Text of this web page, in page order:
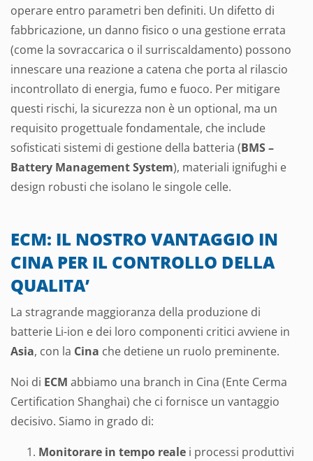
operare entro parametri ben definiti. Un difetto di
fabbricazione, un danno fisico o una gestione errata
(come la sovraccarica o il surriscaldamento) possono
innescare una reazione a catena che porta al rilascio
incontrollato di energia, fumo e fuoco. Per mitigare
questi rischi, la sicurezza non è un optional, ma un
requisito progettuale fondamentale, che include
sofisticati sistemi di gestione della batteria (BMS –
Battery Management System), materiali ignifughi e
design robusti che isolano le singole celle.
ECM: IL NOSTRO VANTAGGIO IN
CINA PER IL CONTROLLO DELLA
QUALITA’
La stragrande maggioranza della produzione di
batterie Li-ion e dei loro componenti critici avviene in
Asia, con la Cina che detiene un ruolo preminente.
Noi di ECM abbiamo una branch in Cina (Ente Cerma
Certification Shanghai) che ci fornisce un vantaggio
decisivo. Siamo in grado di:
Monitorare in tempo reale i processi produttivi